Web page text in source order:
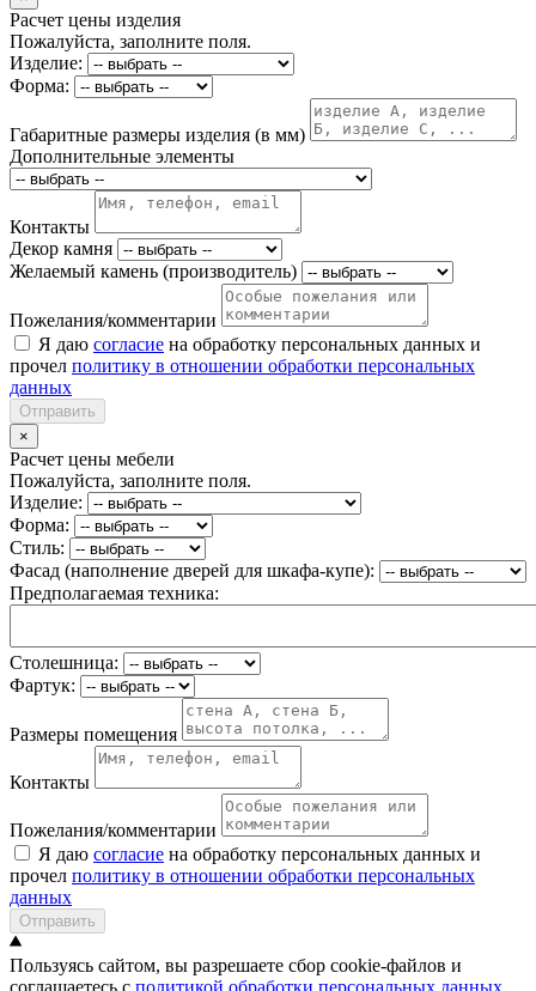
Расчет цены изделия
Пожалуйста, заполните поля.
Изделие:
Форма:
Габаритные размеры изделия (в мм)
Дополнительные элементы
Контакты
Декор камня
Желаемый камень (производитель)
Пожелания/комментарии
Я даю согласие на обработку персональных данных и
прочел политику в отношении обработки персональных
данных
Отправить
×
Расчет цены мебели
Пожалуйста, заполните поля.
Изделие:
Форма:
Стиль:
Фасад (наполнение дверей для шкафа-купе):
Предполагаемая техника:
Столешница:
Фартук:
Размеры помещения
Контакты
Пожелания/комментарии
Я даю согласие на обработку персональных данных и
прочел политику в отношении обработки персональных
данных
Отправить
Пользуясь сайтом, вы разрешаете сбор cookie-файлов и